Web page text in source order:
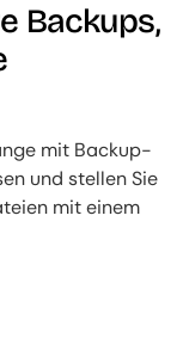
Backups,
mit Backup-
und stellen Sie
mit einem